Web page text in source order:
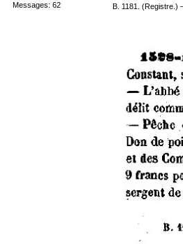
Messages: 62
B. 1181. (Registre.)